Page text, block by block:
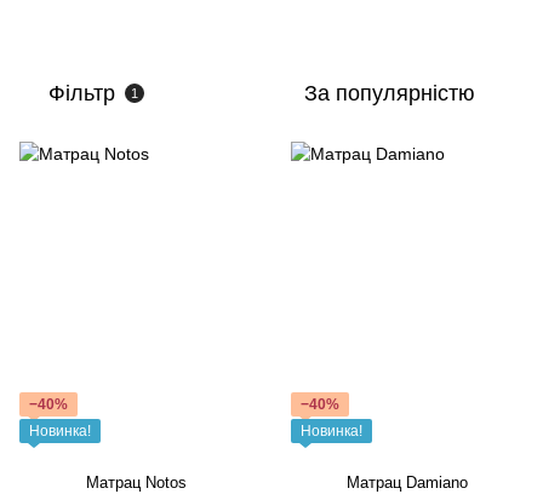
Фільтр 1 За популярністю
−40%
Новинка!
Матрац Notos
−40%
Новинка!
Матрац Damiano